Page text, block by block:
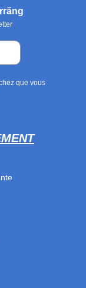
que vous